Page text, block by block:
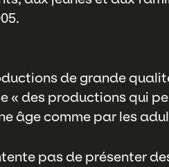
de grande
« des productions qui
âge comme par les
pas de présenter